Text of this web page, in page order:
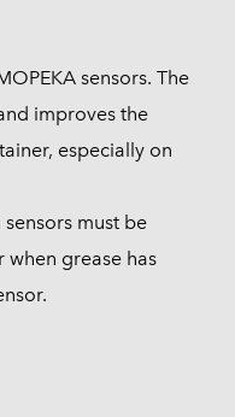
sensors. The
improves the
especially on
must be
grease has